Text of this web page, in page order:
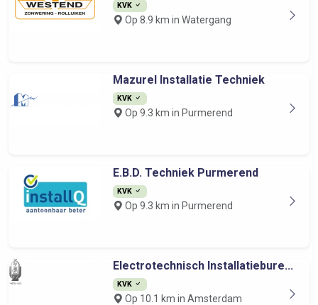
KVK
Op 8.9 km in Watergang
Mazurel Installatie Techniek
KVK
Op 9.3 km in Purmerend
E.B.D. Techniek Purmerend
KVK
Op 9.3 km in Purmerend
Electrotechnisch Installatiebure...
KVK
Op 10.1 km in Amsterdam